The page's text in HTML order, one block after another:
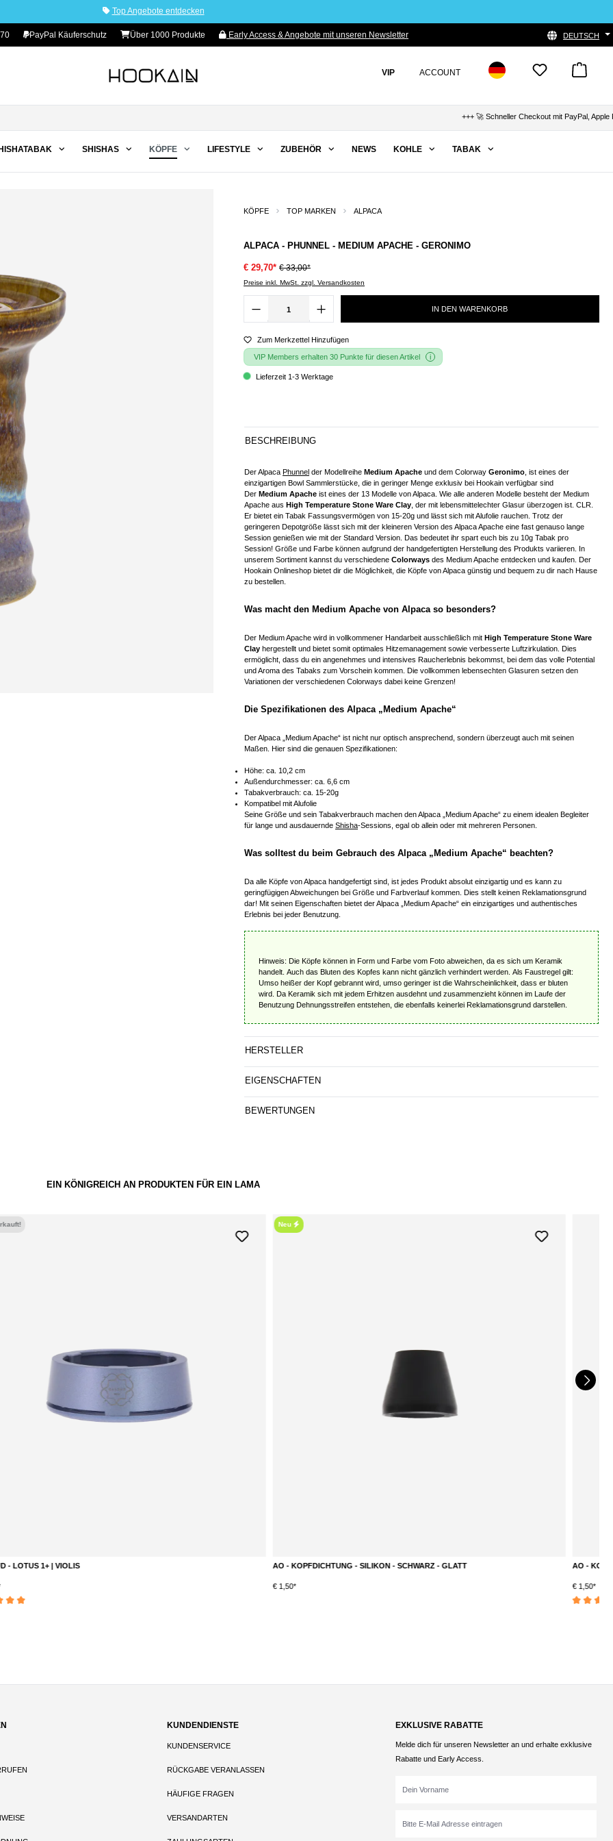
Top Angebote entdecken
PayPal Käuferschutz Über 1000 Produkte Early Access & Angebote mit unseren Newsletter DEUTSCH
VIP ACCOUNT
+++ 🚀 Schneller Checkout mit PayPal, Apple Pay
SHISHAS KÖPFE LIFESTYLE ZUBEHÖR NEWS KOHLE TABAK
KÖPFE TOP MARKEN ALPACA
ALPACA - PHUNNEL - MEDIUM APACHE - GERONIMO
€ 29,70* € 33,00*
Preise inkl. MwSt. zzgl. Versandkosten
IN DEN WARENKORB
Zum Merkzettel Hinzufügen
VIP Members erhalten 30 Punkte für diesen Artikel
Lieferzeit 1-3 Werktage
BESCHREIBUNG
Der Alpaca Phunnel der Modellreihe Medium Apache und dem Colorway Geronimo , ist eines der
einzigartigen Bowl Sammlerstücke, die in geringer Menge exklusiv bei Hookain verfügbar sind
Der Medium Apache ist eines der 13 Modelle von Alpaca. Wie alle anderen Modelle besteht der Medium
Apache aus High Temperature Stone Ware Clay , der mit lebensmittelechter Glasur überzogen ist. CLR.
Er bietet ein Tabak Fassungsvermögen von 15-20g und lässt sich mit Alufolie rauchen. Trotz der
geringeren Depotgröße lässt sich mit der kleineren Version des Alpaca Apache eine fast genauso lange
Session genießen wie mit der Standard Version. Das bedeutet ihr spart euch bis zu 10g Tabak pro
Session! Größe und Farbe können aufgrund der handgefertigten Herstellung des Produkts variieren. In
unserem Sortiment kannst du verschiedene Colorways des Medium Apache entdecken und kaufen. Der
Hookain Onlineshop bietet dir die Möglichkeit, die Köpfe von Alpaca günstig und bequem zu dir nach Hause
zu bestellen.
Was macht den Medium Apache von Alpaca so besonders?
Der Medium Apache wird in vollkommener Handarbeit ausschließlich mit High Temperature Stone Ware
Clay hergestellt und bietet somit optimales Hitzemanagement sowie verbesserte Luftzirkulation. Dies
ermöglicht, dass du ein angenehmes und intensives Raucherlebnis bekommst, bei dem das volle Potential
und Aroma des Tabaks zum Vorschein kommen. Die vollkommen lebensechten Glasuren setzen den
Variationen der verschiedenen Colorways dabei keine Grenzen!
Die Spezifikationen des Alpaca „Medium Apache“
Der Alpaca „Medium Apache“ ist nicht nur optisch ansprechend, sondern überzeugt auch mit seinen
Maßen. Hier sind die genauen Spezifikationen:
Höhe: ca. 10,2 cm
Außendurchmesser: ca. 6,6 cm
Tabakverbrauch: ca. 15-20g
Kompatibel mit Alufolie
Seine Größe und sein Tabakverbrauch machen den Alpaca „Medium Apache“ zu einem idealen Begleiter
für lange und ausdauernde Shisha-Sessions, egal ob allein oder mit mehreren Personen.
Was solltest du beim Gebrauch des Alpaca „Medium Apache“ beachten?
Da alle Köpfe von Alpaca handgefertigt sind, ist jedes Produkt absolut einzigartig und es kann zu
geringfügigen Abweichungen bei Größe und Farbverlauf kommen. Dies stellt keinen Reklamationsgrund
dar! Mit seinen Eigenschaften bietet der Alpaca „Medium Apache“ ein einzigartiges und authentisches
Erlebnis bei jeder Benutzung.
Hinweis: Die Köpfe können in Form und Farbe vom Foto abweichen, da es sich um Keramik
handelt. Auch das Bluten des Kopfes kann nicht gänzlich verhindert werden. Als Faustregel gilt:
Umso heißer der Kopf gebrannt wird, umso geringer ist die Wahrscheinlichkeit, dass er bluten
wird. Da Keramik sich mit jedem Erhitzen ausdehnt und zusammenzieht können im Laufe der
Benutzung Dehnungsstreifen entstehen, die ebenfalls keinerlei Reklamationsgrund darstellen.
HERSTELLER
EIGENSCHAFTEN
BEWERTUNGEN
EIN KÖNIGREICH AN PRODUKTEN FÜR EIN LAMA
Neu
AO - KOPFDICHTUNG - SILIKON - SCHWARZ - GLATT AO - KOPFDICHTUNG - SILIKON - WHITE - GLATT
KUNDENDIENSTE
KUNDENSERVICE
RÜCKGABE VERANLASSEN
HÄUFIGE FRAGEN
VERSANDARTEN
EXKLUSIVE RABATTE
Melde dich für unseren Newsletter an und erhalte exklusive
Rabatte und Early Access.